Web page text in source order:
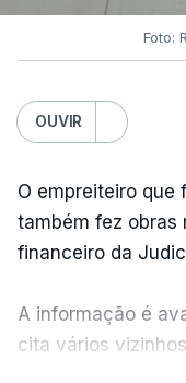
Foto:
OUVIR
O empreiteiro que
também fez obras
financeiro da
A informação é
cita vários